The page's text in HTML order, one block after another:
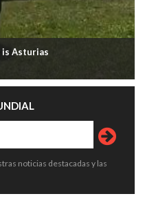
is Asturias
noticias destacadas y las